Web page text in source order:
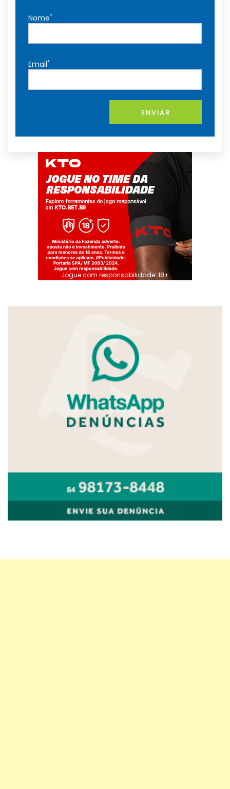
Nome*
Email*
ENVIAR
Jogue com responsabilidade. 18+